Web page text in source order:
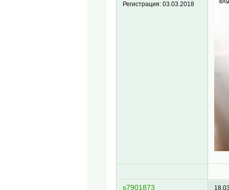
Регистрация:03.03.2018
s7901873